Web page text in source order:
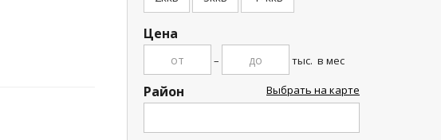
Цена
– тыс. в мес
Район Выбрать на карте